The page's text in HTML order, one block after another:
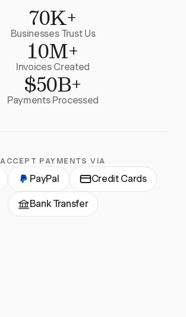
70K+
Businesses Trust Us
10M+
Invoices Created
$50B+
Payments Processed
ACCEPT PAYMENTS VIA
PayPal Credit Cards
Bank Transfer